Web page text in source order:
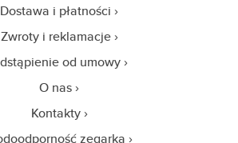
Dostawa i płatności
Zwroty i reklamacje
od umowy
O nas
Kontakty
zegarka